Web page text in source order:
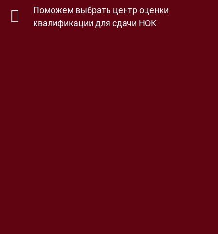
Поможем выбрать центр оценки
квалификации для сдачи НОК